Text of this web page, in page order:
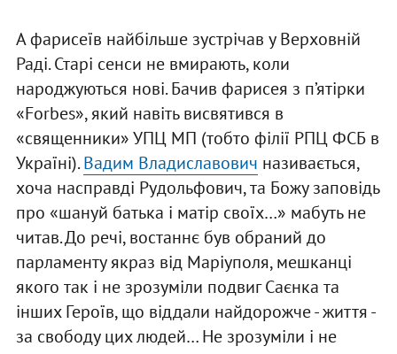
А фарисеїв найбільше зустрічав у Верховній
Раді. Старі сенси не вмирають, коли
народжуються нові. Бачив фарисея з п’ятірки
«Forbes», який навіть висвятився в
«священники» УПЦ МП (тобто філії РПЦ ФСБ в
Україні).Вадим Владиславович називається,
хоча насправді Рудольфович, та Божу заповідь
про «шануй батька і матір своїх…» мабуть не
читав. До речі, востаннє був обраний до
парламенту якраз від Маріуполя, мешканці
якого так і не зрозуміли подвиг Саєнка та
інших Героїв, що віддали найдорожче - життя -
за свободу цих людей… Не зрозуміли і не